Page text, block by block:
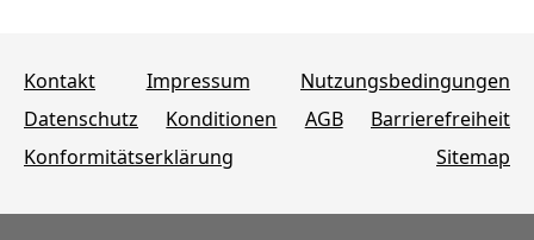
Kontakt Impressum
Nutzungsbedingungen
Datenschutz
Konditionen AGB
Barrierefreiheit
Konformitätserklärung
Sitemap